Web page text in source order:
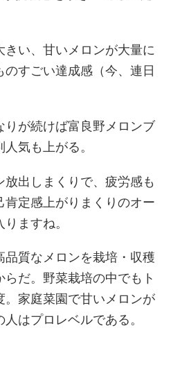
きい、甘いメロンが大量に
すごい達成感（今、連日
りが続けば富良野メロンブ
気も上がる。
放出しまくりで、疲労感も
肯定感上がりまくりのオー
ますね。
品質なメロンを栽培・収穫
だ。野菜栽培の中でもト
。家庭菜園で甘いメロンが
はプロレベルである。